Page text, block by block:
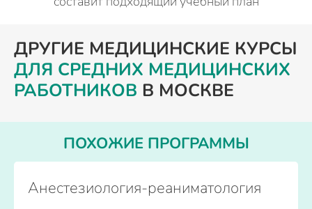
ДРУГИЕ МЕДИЦИНСКИЕ КУРСЫ
ДЛЯ СРЕДНИХ МЕДИЦИНСКИХ
РАБОТНИКОВ В МОСКВЕ
ПОХОЖИЕ ПРОГРАММЫ
Анестезиология-реаниматология